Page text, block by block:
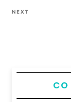
příspěvek
Next
NEXT